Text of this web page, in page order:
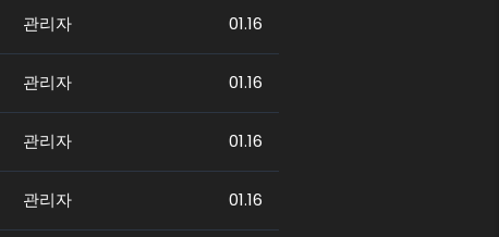
관리자 01.16
관리자 01.16
관리자 01.16
관리자 01.16